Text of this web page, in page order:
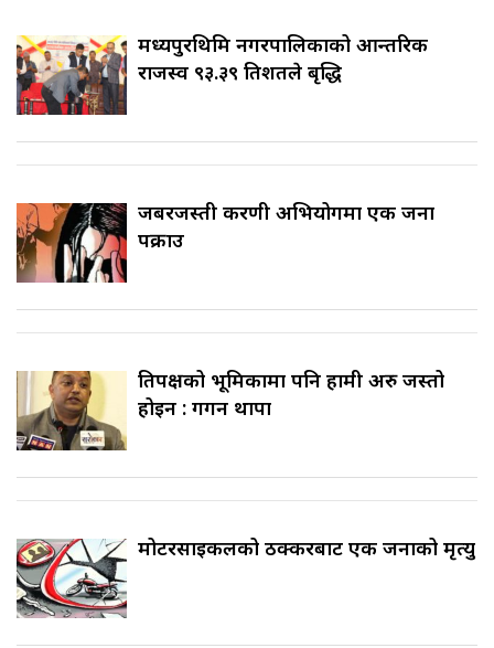
मध्यपुरथिमि नगरपालिकाको आन्तरिक
राजस्व ९३.३९ प्रतिशतले बृद्धि
जबरजस्ती करणी अभियोगमा एक जना
पक्राउ
प्रतिपक्षको भूमिकामा पनि हामी अरु जस्तो
होइन : गगन थापा
मोटरसाइकलको ठक्करबाट एक जनाको मृत्यु